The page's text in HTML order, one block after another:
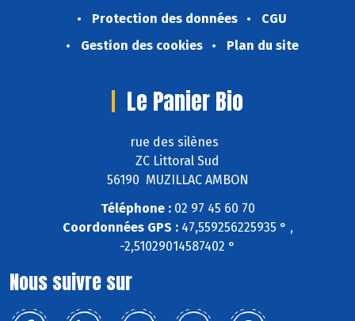
Protection des données
CGU
Gestion des cookies
Plan du site
Le Panier Bio
rue des silènes
ZC Littoral Sud
56190 MUZILLAC AMBON
Téléphone :02 97 45 60 70
Coordonnées GPS :47,559256225935 ° ,
-2,51029014587402 °
Nous suivre sur